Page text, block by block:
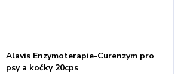
Alavis Enzymoterapie-Curenzym pro
psy a kočky 20cps